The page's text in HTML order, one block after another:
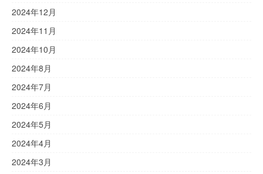
2024年12月
2024年11月
2024年10月
2024年8月
2024年7月
2024年6月
2024年5月
2024年4月
2024年3月